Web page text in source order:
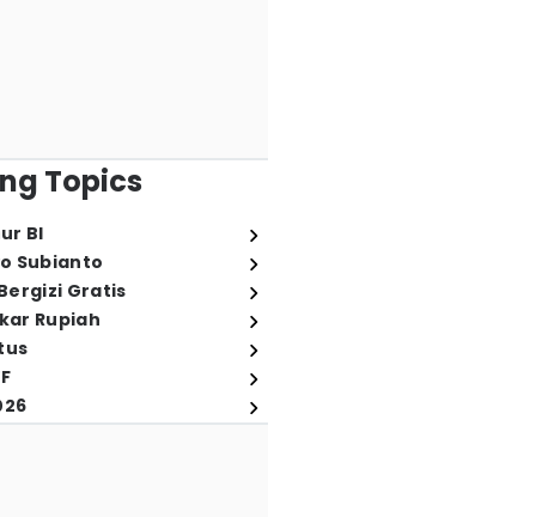
Topics
BI
Subianto
Gratis
Rupiah